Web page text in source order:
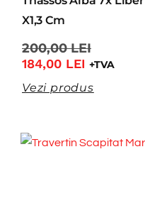
X1,3 Cm
200,00LEI
184,00 LEI +TVA
Vezi produs